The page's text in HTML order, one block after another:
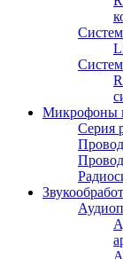
Микрофоны
Серия